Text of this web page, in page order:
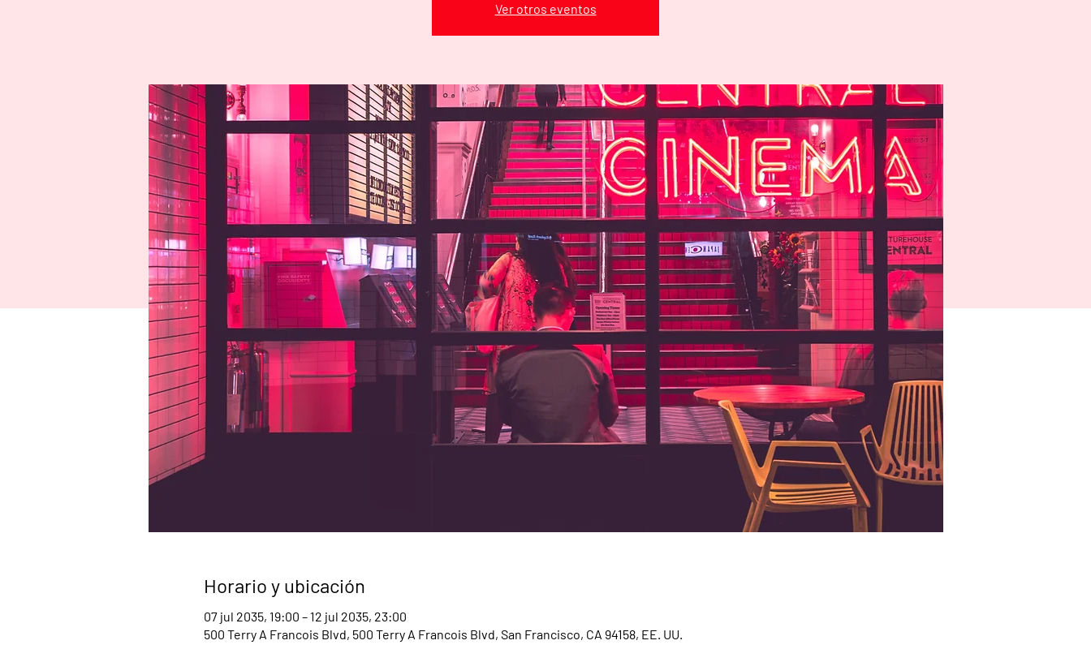
Ver otros eventos
Horario y ubicación
07 jul 2035, 19:00 – 12 jul 2035, 23:00
500 Terry A Francois Blvd, 500 Terry A Francois Blvd, San Francisco, CA 94158, EE. UU.